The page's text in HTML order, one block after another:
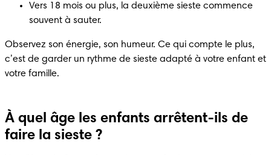
Vers 18 mois ou plus, la deuxième sieste commence
souvent à sauter.
Observez son énergie, son humeur. Ce qui compte le plus,
c’est de garder un rythme de sieste adapté à votre enfant et
votre famille.
À quel âge les enfants arrêtent-ils de
faire la sieste ?